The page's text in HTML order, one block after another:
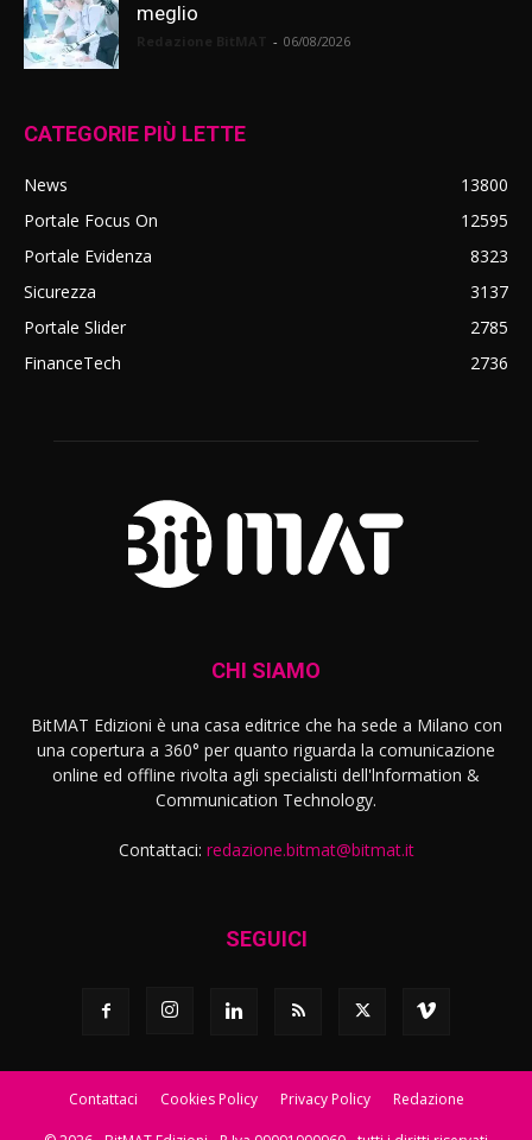
meglio
- 06/08/2026
CATEGORIE PIÙ LETTE
News
13800
Portale Focus On
12595
Portale Evidenza
8323
Sicurezza
3137
Portale Slider
2785
FinanceTech
2736
CHI SIAMO
BitMAT Edizioni è una casa editrice che ha sede a Milano con
una copertura a 360° per quanto riguarda la comunicazione
online ed offline rivolta agli specialisti dell'lnformation &
Communication Technology.
Contattaci: redazione.bitmat@bitmat.it
SEGUICI
Contattaci Cookies Policy Privacy Policy Redazione